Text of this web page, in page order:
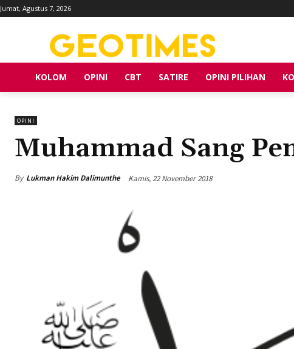
Jumat, Agustus 7, 2026
KOLOM OPINI CBT SATIRE OPINI PILIHAN
OPINI
Muhammad Sang
By Lukman Hakim Dalimunthe Kamis, 22 November 2018